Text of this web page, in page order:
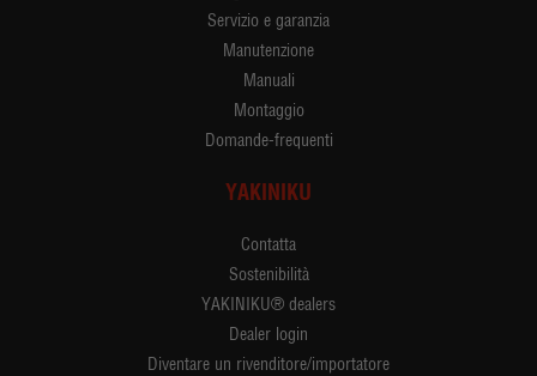
Servizio e garanzia
Manutenzione
Manuali
Montaggio
Domande-frequenti
YAKINIKU
Contatta
Sostenibilità
YAKINIKU® dealers
Dealer login
Diventare un rivenditore/importatore